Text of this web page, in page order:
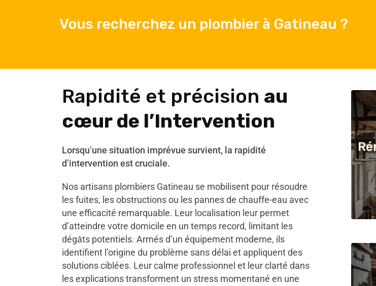
Vous recherchez un plombier à Gatineau ?
Rapidité et précision au
cœur de l’Intervention
Lorsqu’une situation imprévue survient, la rapidité
d’intervention est cruciale.
Nos artisans plombiers Gatineau se mobilisent pour résoudre
les fuites, les obstructions ou les pannes de chauffe-eau avec
une efficacité remarquable. Leur localisation leur permet
d’atteindre votre domicile en un temps record, limitant les
dégâts potentiels. Armés d’un équipement moderne, ils
identifient l’origine du problème sans délai et appliquent des
solutions ciblées. Leur calme professionnel et leur clarté dans
les explications transforment un stress momentané en une